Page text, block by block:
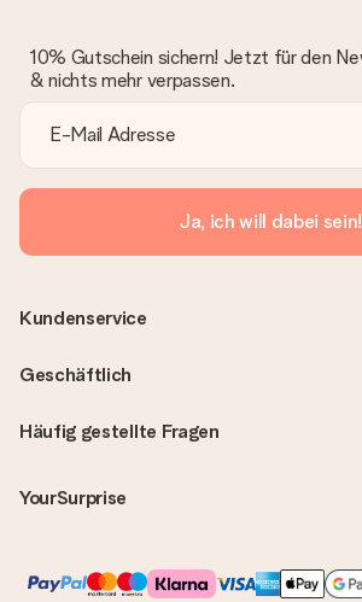
10% Gutschein sichern! Jetzt für den
& nichts mehr verpassen.
Ja, ich will dabei sein!
Häufig gestellte Fragen
YourSurprise
Kundenservice
Geschäftlich